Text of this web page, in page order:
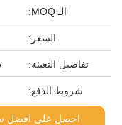
الـ MOQ:
السعر:
تفاصيل التعبئة:
شروط الدفع:
احصل على أفضل